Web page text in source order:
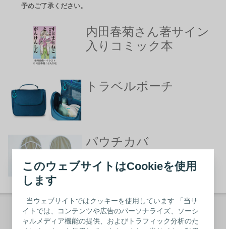
このウェブサイトはCookieを使用
します
当ウェブサイトではクッキーを使用しています 「当サ
イトでは、コンテンツや広告のパーソナライズ、ソーシ
ャルメディア機能の提供、およびトラフィック分析のた
予めご了承ください。
内田春菊さん著サイン
入りコミック本
トラベルポーチ
パウチカバ
「ゆうじん | 結人」登録フォーム